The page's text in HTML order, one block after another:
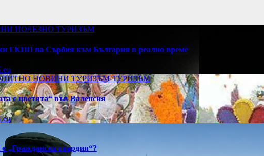
ПОЛЕЗНО ТУРИЗЪМ
ГКПП на Сърбия към България в реално време
НОВИНИТУРИЗЪМТУРИЗЪМ
с цветята“ във Валенсия
„Гражданска гвардия“?